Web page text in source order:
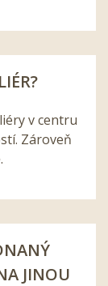
v centru
Zároveň
JINOU